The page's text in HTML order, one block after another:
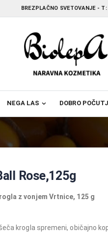
BREZPLAČNO SVETOVANJE - T:
NEGA LAS DOBRO
Rose,125g
z vonjem Vrtnice, 125 g
krogla spremeni, običajno